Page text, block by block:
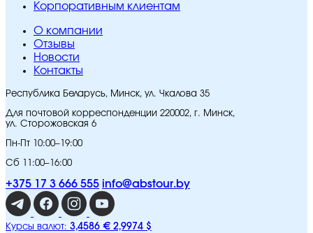
Корпоративным клиентам
O компании
Отзывы
Новости
Контакты
Республика Беларусь, Минск, ул. Чкалова 35
Для почтовой корреспонденции 220002, г. Минск,
ул. Сторожовская 6
Пн-Пт 10:00–19:00
Сб 11:00–16:00
+375 17 3 666 555 info@abstour.by
Курсы валют: 3,4586 € 2,9974 $